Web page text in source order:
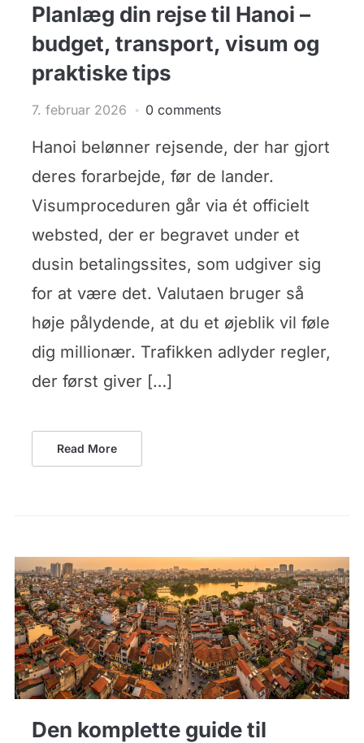
Planlæg din rejse til Hanoi –
budget, transport, visum og
praktiske tips
7. februar 2026 0 comments
Hanoi belønner rejsende, der har gjort
deres forarbejde, før de lander.
Visumproceduren går via ét officielt
websted, der er begravet under et
dusin betalingssites, som udgiver sig
for at være det. Valutaen bruger så
høje pålydende, at du et øjeblik vil føle
dig millionær. Trafikken adlyder regler,
der først giver […]
Read More
Den komplette guide til